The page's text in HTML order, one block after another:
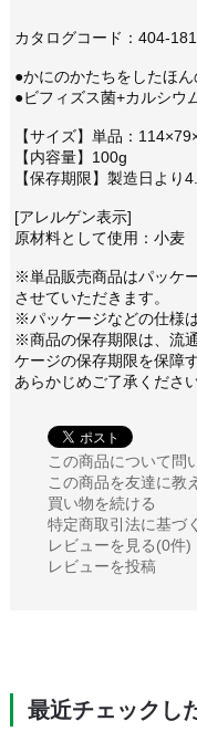
カタログコード：404-181
●かにのかたちをしたほ
●ビフィズス菌+カルシウ
【サイズ】単品：
【内容量】100g
【保存期限】製造日より
[アレルゲン表示]
原材料として使用：小麦
※単品販売商品はパッケ
させていただきます。
※パッケージなどの仕様
※商品の保存期限は、流
ケージの保存期限を保障
あらかじめご了承ください
この商品について問
この商品を友達に教
買い物を続ける
特定商取引法に基づ
レビューを見る(0件)
レビューを投稿
最近チェックし